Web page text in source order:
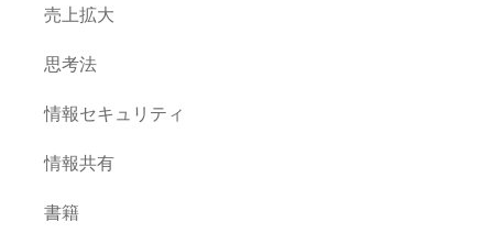
売上拡大
思考法
情報セキュリティ
情報共有
書籍